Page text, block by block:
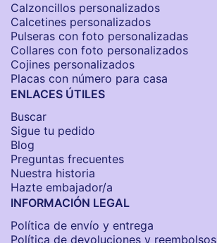
Calzoncillos personalizados​
Calcetines personalizados
Pulseras con foto personalizadas
Collares con foto personalizados
Cojines personalizados
Placas con número para casa
ENLACES ÚTILES
Buscar
Sigue tu pedido
Blog
Preguntas frecuentes
Nuestra historia
Hazte embajador/a
INFORMACIÓN LEGAL
Política de envío y entrega
Política de devoluciones y reembolsos